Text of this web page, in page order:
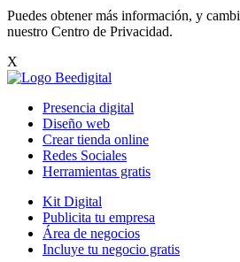
Puedes obtener más información, y
nuestro Centro de Privacidad.
X
Presencia digital
Diseño web
Crear tienda online
Redes Sociales
Herramientas gratis
Kit Digital
Publicita tu empresa
Área de negocios
Incluye tu negocio gratis